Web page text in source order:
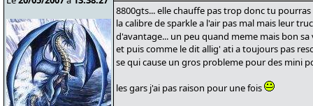
8800gts... elle chauffe pas trop donc tu
la calibre de sparkle a l'air pas mal mais leur
d'avantage... un peu quand meme mais bon
et puis comme le dit allig' ati a toujours pas
se qui cause un gros probleme pour des mini
les gars j'ai pas raison pour une fois